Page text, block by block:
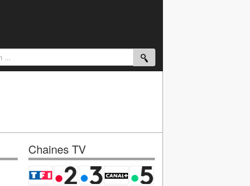
Chaines TV